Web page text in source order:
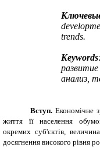
trends.
Keywords
анализ,
Вступ. Економічне
життя її населення
окремих суб'єктів,
досягнення високого рівня